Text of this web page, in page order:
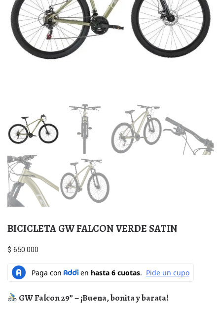
BICICLETA GW FALCON VERDE SATIN
$ 650.000
GW Falcon 29” – ¡Buena, bonita y barata!